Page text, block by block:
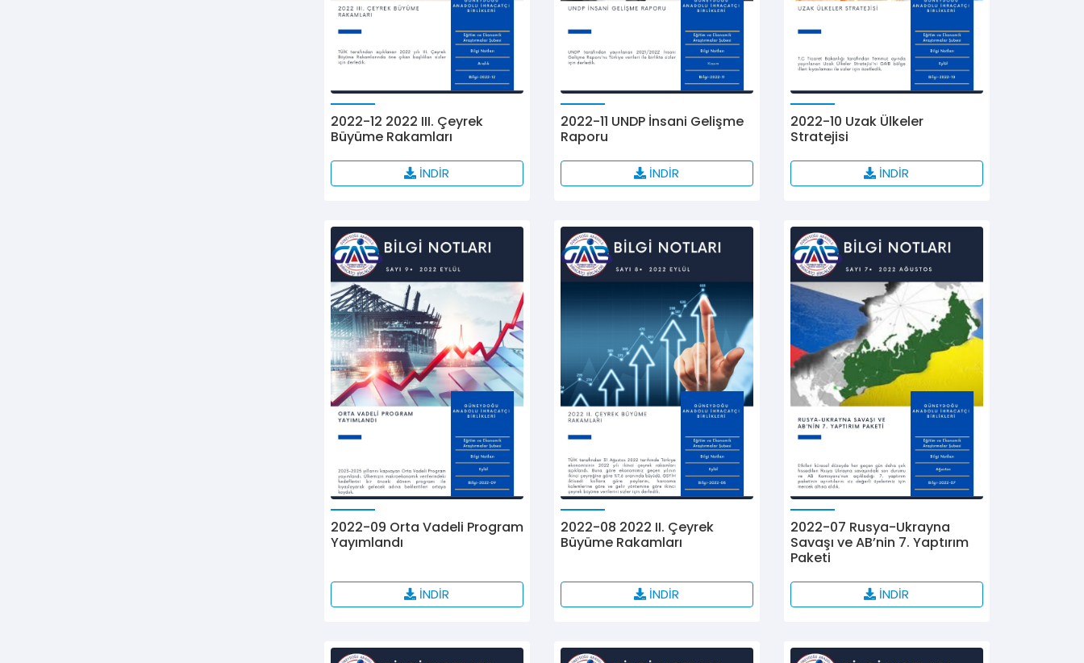
2022-12 2022 III. Çeyrek
Büyüme Rakamları
İNDİR
2022-11 UNDP İnsani Gelişme
Raporu
İNDİR
2022-10 Uzak Ülkeler
Stratejisi
İNDİR
2022-09 Orta Vadeli Program
Yayımlandı
İNDİR
2022-08 2022 II. Çeyrek
Büyüme Rakamları
İNDİR
2022-07 Rusya-Ukrayna
Savaşı ve AB’nin 7. Yaptırım
Paketi
İNDİR